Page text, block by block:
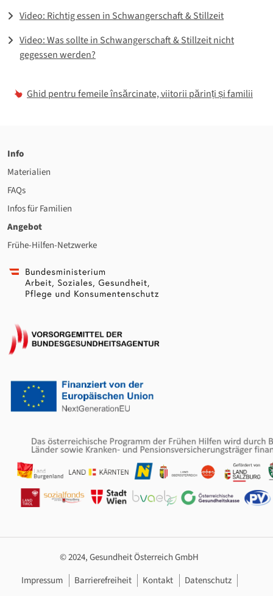
Video: Richtig essen in Schwangerschaft & Stillzeit
Video: Was sollte in Schwangerschaft & Stillzeit nicht
gegessen werden?
Ghid pentru femeile însărcinate, viitorii părinți și familii
Info
Materialien
FAQs
Infos für Familien
Angebot
Frühe-Hilfen-Netzwerke
© 2024, Gesundheit Österreich GmbH
Footer Navigation
Impressum Barrierefreiheit Kontakt
Datenschutz